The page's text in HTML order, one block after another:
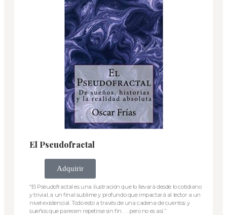
El Pseudofractal
Adquirir
“El Pseudofractal es una ilustración que lo llevará desde lo cotidiano
y trivial, a un final sublime y profundo que impactará al lector a un
nivel existencial. Todo esto a través de una cadena de cuentos y
sueños que parecen repetirse sin fin . . . pero no es así.”